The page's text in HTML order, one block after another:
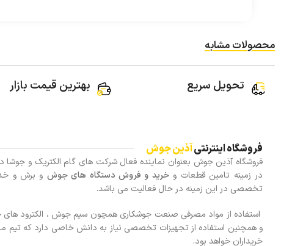
محصولات مشابه
تحویل سریع بهترین قیمت بازار
فروشگاه اینترنتیآذین جوش
در زمینه تامین قطعات وخرید و فروش دستگاه های جوش و برش و
تخصصی در این زمینه در حال فعالیت می باشد.
استفاده از مواد مصرفی صنعت جوشکاری همچون سیم جوش ، الکترود های
و همچنین استفاده از تجهیزات تخصصی نیاز به دانش خاصی دارد که تیم
خریداران خواهد بود.